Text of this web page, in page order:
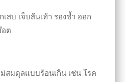
สบ เจ็บส้นเท้า รองช้ำ ออก
อต
สมดุลแบบร้อนเกิน เช่น โรค